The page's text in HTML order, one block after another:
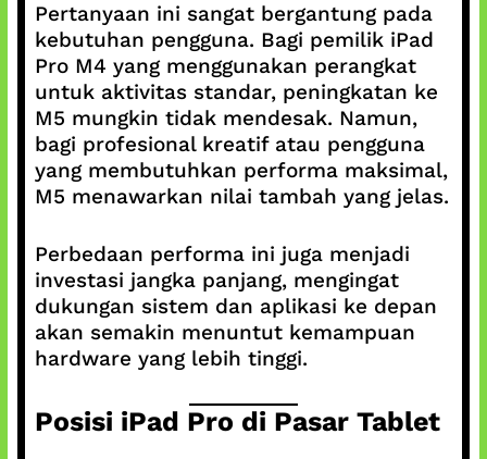
Pertanyaan ini sangat bergantung pada
kebutuhan pengguna. Bagi pemilik iPad
Pro M4 yang menggunakan perangkat
untuk aktivitas standar, peningkatan ke
M5 mungkin tidak mendesak. Namun,
bagi profesional kreatif atau pengguna
yang membutuhkan performa maksimal,
M5 menawarkan nilai tambah yang jelas.
Perbedaan performa ini juga menjadi
investasi jangka panjang, mengingat
dukungan sistem dan aplikasi ke depan
akan semakin menuntut kemampuan
hardware yang lebih tinggi.
Posisi iPad Pro di Pasar Tablet